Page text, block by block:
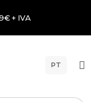
+ IVA
PT